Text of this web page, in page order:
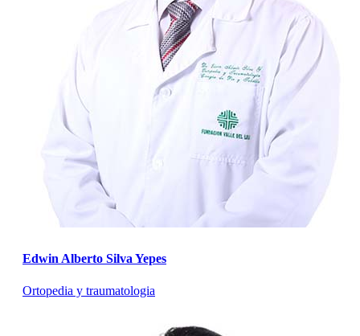
Edwin Alberto Silva Yepes
Ortopedia y traumatologia